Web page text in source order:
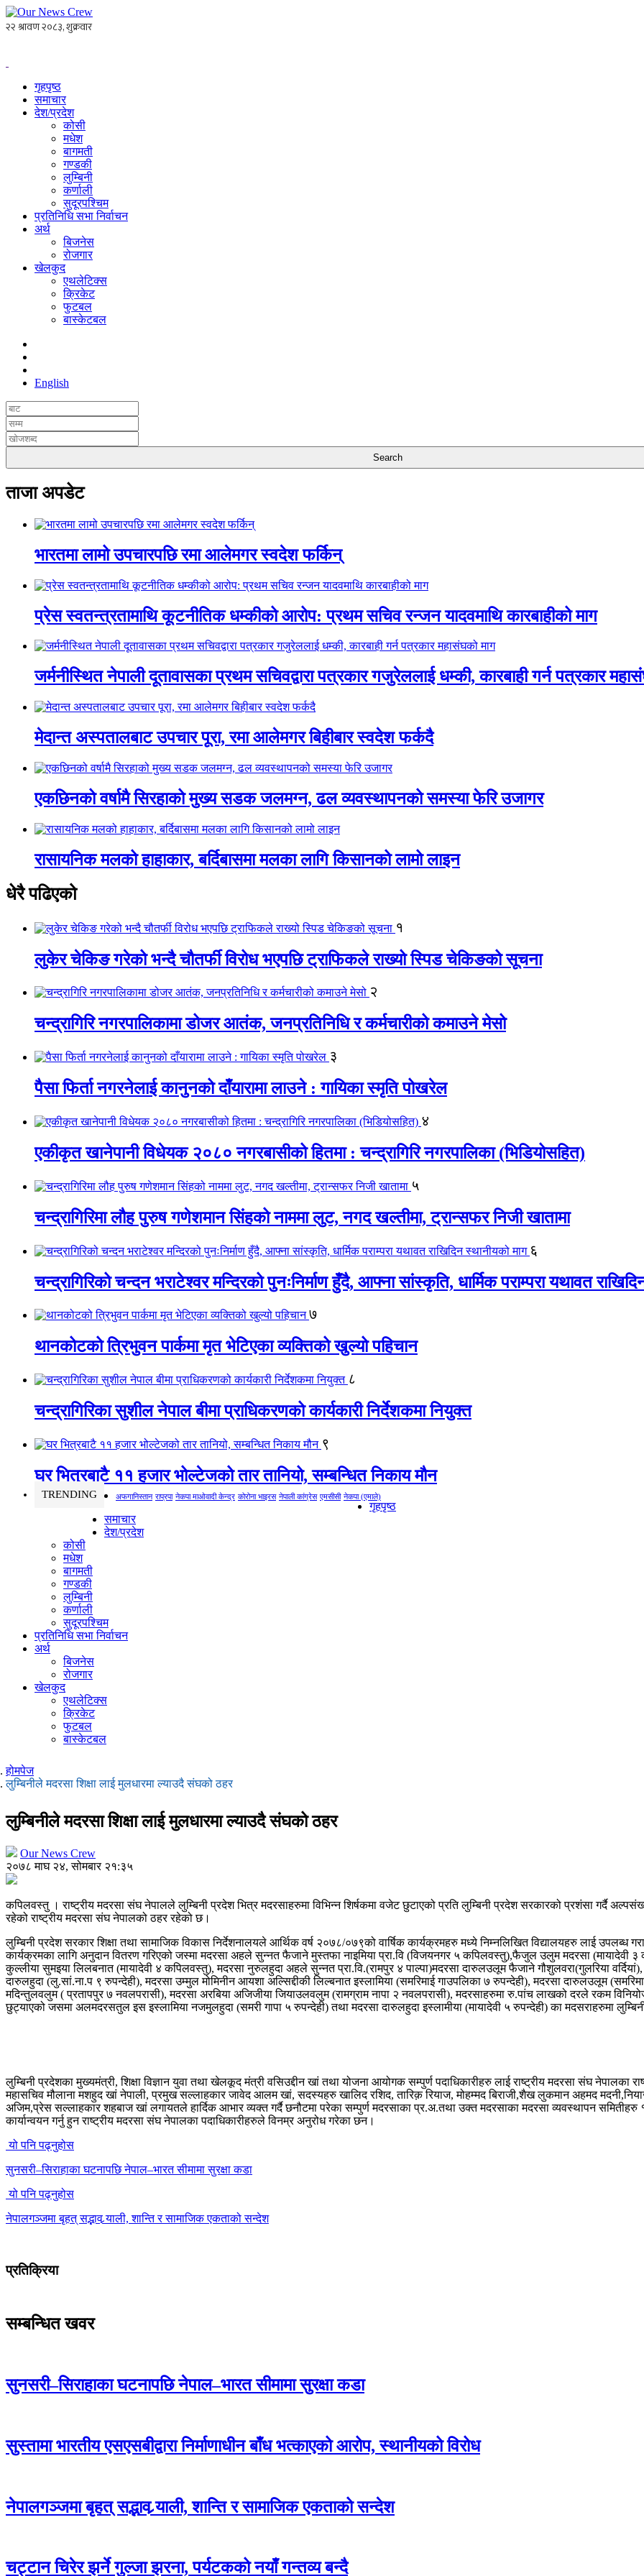
गृहपृष्ठ
समाचार
देश/प्रदेश
कोसी
मधेश
बागमती
गण्डकी
लुम्बिनी
कर्णाली
सुदूरपश्चिम
प्रतिनिधि सभा निर्वाचन
अर्थ
बिजनेस
रोजगार
खेलकुद
एथलेटिक्स
क्रिकेट
फुटबल
बास्केटबल
English
ताजा अपडेट
भारतमा लामो उपचारपछि रमा आलेमगर स्वदेश फर्किन्
प्रेस स्वतन्त्रतामाथि कूटनीतिक धम्कीको आरोप: प्रथम सचिव रन्जन यादवमाथि कारबाहीको माग
जर्मनीस्थित नेपाली दूतावासका प्रथम सचिवद्वारा पत्रकार गजुरेललाई धम्की, कारबाही गर्न पत्रकार
मेदान्त अस्पतालबाट उपचार पूरा, रमा आलेमगर बिहीबार स्वदेश फर्कदै
एकछिनको वर्षामै सिरहाको मुख्य सडक जलमग्न, ढल व्यवस्थापनको समस्या फेरि उजागर
रासायनिक मलको हाहाकार, बर्दिबासमा मलका लागि किसानको लामो लाइन
धेरै पढिएको
१
लुकेर चेकिङ गरेको भन्दै चौतर्फी विरोध भएपछि ट्राफिकले राख्यो स्पिड चेकिङको सूचना
२
चन्द्रागिरि नगरपालिकामा डोजर आतंक, जनप्रतिनिधि र कर्मचारीको कमाउने मेसो
३
पैसा फिर्ता नगरनेलाई कानुनको दाँयारामा लाउने : गायिका स्‍मृति पोखरेल
४
एकीकृत खानेपानी विधेयक २०८० नगरबासीको हितमा : चन्द्रागिरि नगरपालिका (भिडियोसहित)
५
चन्द्रागिरिमा लौह पुरुष गणेशमान सिंहको नाममा लुट, नगद खल्तीमा, ट्रान्सफर निजी खातामा
६
चन्द्रागिरिको चन्दन भराटेश्वर मन्दिरको पुनःनिर्माण हुँदै, आफ्ना सांस्कृति, धार्मिक पराम्परा यथावत
७
थानकोटको त्रिभुवन पार्कमा मृत भेटिएका व्यक्तिको खुल्यो पहिचान
८
चन्द्रागिरिका सुशील नेपाल बीमा प्राधिकरणको कार्यकारी निर्देशकमा नियुक्त
९
घर भित्रबाटै ११ हजार भोल्टेजको तार तानियो, सम्बन्धित निकाय मौन
TRENDING अफगानिस्तान राप्रपा नेकपा माओवादी केन्द्र कोरोना भाइरस नेपाली कांग्रेस एमसीसी नेकपा (एमाले)
गृहपृष्ठ
समाचार
देश/प्रदेश
कोसी
मधेश
बागमती
गण्डकी
लुम्बिनी
कर्णाली
सुदूरपश्चिम
प्रतिनिधि सभा निर्वाचन
अर्थ
बिजनेस
रोजगार
खेलकुद
एथलेटिक्स
क्रिकेट
फुटबल
बास्केटबल
होमपेज
लुम्बिनीले मदरसा शिक्षा लाई मुलधारमा ल्याउदै संघको ठहर
लुम्बिनीले मदरसा शिक्षा लाई मुलधारमा ल्याउदै संघको ठहर
Our News Crew
२०७८ माघ २४, सोमबार २१:३५
कपिलवस्तु । राष्ट्रीय मदरसा संघ नेपालले लुम्बिनी प्रदेश भित्र मदरसाहरुमा विभिन्न शिर्षकमा वजेट छुटाएको प्रति लुम्बिनी प्रदेश सरकारको प्रशंसा गर्दै
रहेको राष्ट्रीय मदरसा संघ नेपालको ठहर रहेको छ।
लुम्बिनी प्रदेश सरकार शिक्षा तथा सामाजिक विकास निर्देशनालयले आर्थिक वर्ष २०७८/०७९को वार्षिक कार्यक्रमहरु मध्ये निम्नलिखित विद्यालयहरु लाई उपलब्ध
कार्यक्रमका लागि अनुदान वितरण गरिएको जस्मा मदरसा अहले सुन्नत फैजाने मुस्तफा नाइमिया प्रा.वि (विजयनगर ५ कपिलवस्तु),फैजुल उलुम मदरसा (मायादेवी
कुल्लीया सुमइया लिलबनात (मायादेवी ४ कपिलवस्तु), मदरसा नुरुलहुदा अहले सुन्नत प्रा.वि.(रामपुर ४ पाल्पा)मदरसा दारुलउलूम फैजाने गौशुलवरा(गुलरिया
दारुलहुदा (लु.सां.ना.प ९ रुपन्देही), मदरसा उम्मुल मोमिनीन आयशा अल्सिद्दीकी लिल्बनात इस्लामिया (समरिमाई गाउपलिका ७ रुपन्देही), मदरसा दारुलउलूम
मदिन्तुलवलुम ( प्रतापपुर ७ नवलपरासी), मदरसा अरबिया अजिजीया जियाउलवलुम (रामग्राम नापा २ नवलपरासी), मदरसाहरुमा रु.पांच लाखको दरले रकम
छुट्याएको जसमा अलमदरसतुल इस इस्लामिया नजमुलहुदा (समरी गापा ५ रुपन्देही)‌‌‌ तथा मदरसा दारुलहुदा इस्लामीया (मायादेवी ५ रुपन्देही) का मदसराहरुमा
लुम्बिनी प्रदेशका मुख्यमंत्री, शिक्षा विज्ञान युवा तथा खेलकूद मंत्री वसिउद्दीन खां तथा योजना आयोगक सम्पुर्ण पदाधिकारीहरु लाई राष्ट्रीय मदरसा संघ नेपालका
महासचिव मौलाना मशहुद खां नेपाली, प्रमुख सल्लाहकार जावेद आलम खां, सदस्यहरु खालिद रशिद, तारिक़ रियाज, मोहम्मद बिराजी,शैख लुकमान अहमद
अजिम,प्रेस सल्लाहकार शहबाज खां लगायतले हार्दिक आभार व्यक्त गर्दै छनौटमा परेका सम्पुर्ण मदरसाका प्र.अ.‌तथा उक्त मदरसाका मदरसा व्यवस्थापन
कार्यान्वयन गर्नु हुन राष्ट्रीय मदरसा संघ नेपालका पदाधिकारीहरुले विनम्र अनुरोध गरेका छन।
यो पनि पढ्नुहोस
सुनसरी–सिराहाका घटनापछि नेपाल–भारत सीमामा सुरक्षा कडा
यो पनि पढ्नुहोस
नेपालगञ्जमा बृहत् सद्भाव र्‍याली, शान्ति र सामाजिक एकताको सन्देश
प्रतिक्रिया
सम्बन्धित खवर
सुनसरी–सिराहाका घटनापछि नेपाल–भारत सीमामा सुरक्षा कडा
सुस्तामा भारतीय एसएसबीद्वारा निर्माणाधीन बाँध भत्काएको आरोप, स्थानीयको विरोध
नेपालगञ्जमा बृहत् सद्भाव र्‍याली, शान्ति र सामाजिक एकताको सन्देश
चट्टान चिरेर झर्ने गुल्जा झरना, पर्यटकको नयाँ गन्तव्य बन्दै